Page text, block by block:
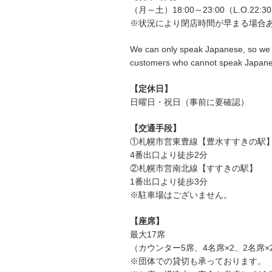
（月～土）18:00～23:00（L.O.22:30
※状況により閉店時間が早まる場合
We can only speak Japanese, so
customers who cannot speak
【定休日】
日曜日・祝日（事前に要確認）
【交通手段】
①札幌市営東豊線【豊水すすきの駅】
4番出口より徒歩2分
②札幌市営南北線【すすきの駅】
1番出口より徒歩3分
※駐車場はございません。
【座席】
最大17席
（カウンター5席、4名席×2、2名席×2
※団体での貸切も承っております。